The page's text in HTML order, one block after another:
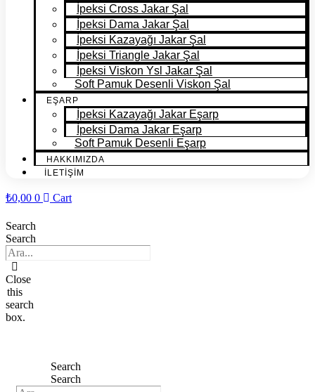
İpeksi Cross Jakar Şal
İpeksi Dama Jakar Şal
İpeksi Kazayağı Jakar Şal
İpeksi Triangle Jakar Şal
İpeksi Viskon Ysl Jakar Şal
Soft Pamuk Desenli Viskon Şal
EŞARP
İpeksi Kazayağı Jakar Eşarp
İpeksi Dama Jakar Eşarp
Soft Pamuk Desenli Eşarp
HAKKIMIZDA
İLETİŞİM
₺0,00 0 Cart
Search
Search
Close
this
search
box.
Search
Search